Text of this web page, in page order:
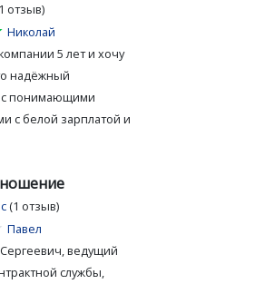
отзыв)
Николай
5 лет и хочу
надёжный
с понимающими
с белой зарплатой и
(1 отзыв)
Павел
ведущий
службы,